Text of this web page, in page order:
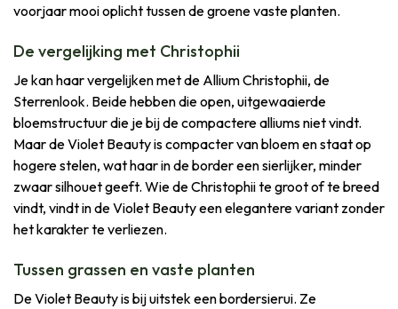
voorjaar mooi oplicht tussen de groene vaste planten.
De vergelijking met Christophii
Je kan haar vergelijken met de Allium Christophii, de
Sterrenlook. Beide hebben die open, uitgewaaierde
bloemstructuur die je bij de compactere alliums niet vindt.
Maar de Violet Beauty is compacter van bloem en staat op
hogere stelen, wat haar in de border een sierlijker, minder
zwaar silhouet geeft. Wie de Christophii te groot of te breed
vindt, vindt in de Violet Beauty een elegantere variant zonder
het karakter te verliezen.
Tussen grassen en vaste planten
De Violet Beauty is bij uitstek een bordersierui. Ze